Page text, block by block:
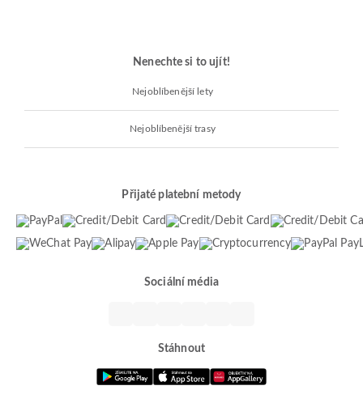
Nenechte si to ujít!
Nejoblíbenější lety
Nejoblíbenější trasy
Přijaté platební metody
Sociální média
Stáhnout